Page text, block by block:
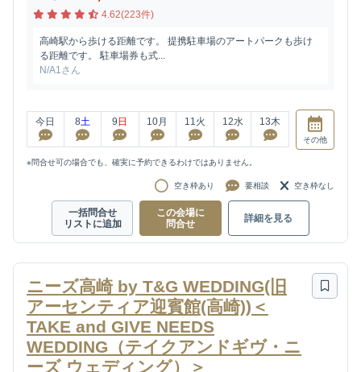
4.62(223件)
高崎駅から歩ける距離です。 提携駐車場のアートパークも歩け
る距離です。 駐車場券も式...
N/A1さん
今日 8土 9 日 10月 11火 12水 13木
その他
※問合せ可の場合でも、確実に予約できるわけではありません。
空き枠あり 要相談 空き枠なし
一括問合せ
リストに追加
この会場に
問合せ
詳細を見る
ニーズ高崎 by T&G WEDDING(旧
アーセンティア迎賓館(高崎))＜
TAKE and GIVE NEEDS
WEDDING（テイクアンドギヴ・ニ
ーズ ウェディング）＞